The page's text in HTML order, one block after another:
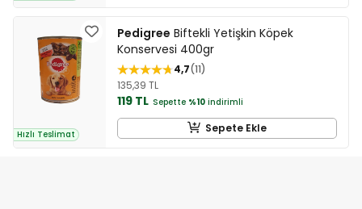
Hızlı Teslimat
Pedigree Biftekli Yetişkin Köpek
Konservesi 400gr
4,7 11
135,39 TL
119 TL Sepette %10 indirimli
Sepete Ekle